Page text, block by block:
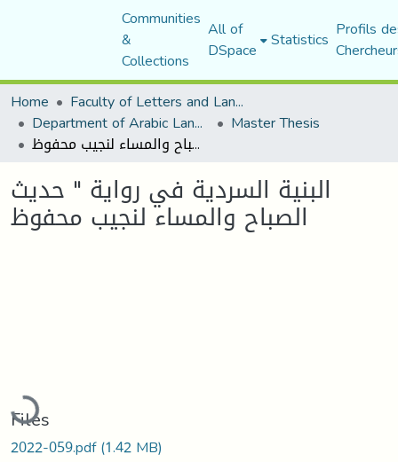
Communities
&
Collections
All of
DSpace Statistics Profils
Home
Faculty of Letters and Languages
Department of Arabic Language and Literature Master Thesis
البنية السردية في رواية " حديث الصباح والمساء لنجيب محفوظ
البنية السردية في رواية " حديث
الصباح والمساء لنجيب محفوظ
Loading...
Files
2022-059.pdf(1.42 MB)